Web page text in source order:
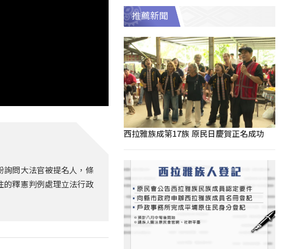
詢問大法官被提名人，條
的釋憲判例處理立法行政
推薦新聞
西拉雅族成第17族 原民日慶賀正名成功